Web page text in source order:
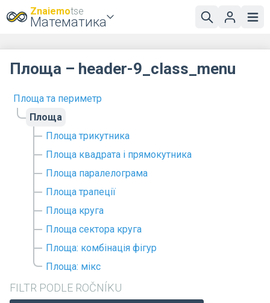
Znaiemotse
Математика
Площа та периметр
Площа
Площа трикутника
Площа квадрата і прямокутника
Площа паралелограма
Площа трапеції
Площа круга
Площа сектора круга
Площа: комбінація фігур
Площа: мікс
FILTR PODLE ROČNÍKU
Площа – header-9_class_menu